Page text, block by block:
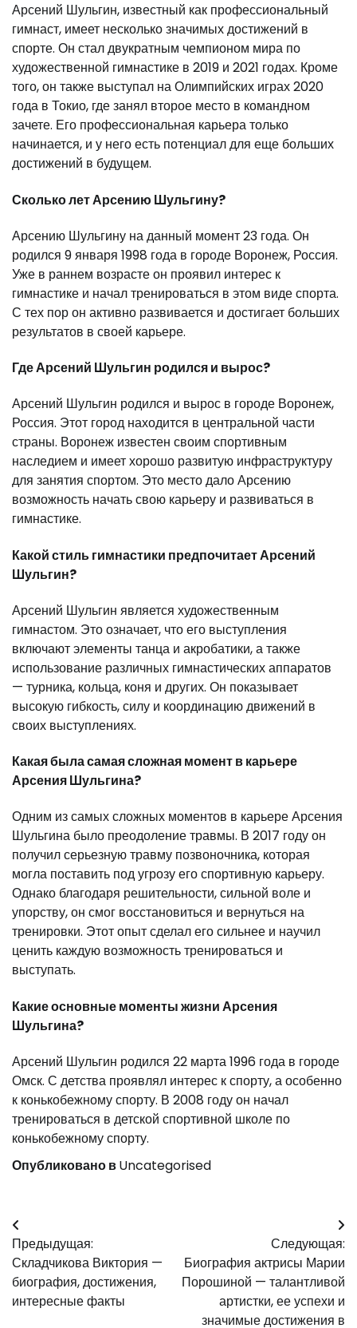
Арсений Шульгин, известный как профессиональный
гимнаст, имеет несколько значимых достижений в
спорте. Он стал двукратным чемпионом мира по
художественной гимнастике в 2019 и 2021 годах. Кроме
того, он также выступал на Олимпийских играх 2020
года в Токио, где занял второе место в командном
зачете. Его профессиональная карьера только
начинается, и у него есть потенциал для еще больших
достижений в будущем.
Сколько лет Арсению Шульгину?
Арсению Шульгину на данный момент 23 года. Он
родился 9 января 1998 года в городе Воронеж, Россия.
Уже в раннем возрасте он проявил интерес к
гимнастике и начал тренироваться в этом виде спорта.
С тех пор он активно развивается и достигает больших
результатов в своей карьере.
Где Арсений Шульгин родился и вырос?
Арсений Шульгин родился и вырос в городе Воронеж,
Россия. Этот город находится в центральной части
страны. Воронеж известен своим спортивным
наследием и имеет хорошо развитую инфраструктуру
для занятия спортом. Это место дало Арсению
возможность начать свою карьеру и развиваться в
гимнастике.
Какой стиль гимнастики предпочитает Арсений
Шульгин?
Арсений Шульгин является художественным
гимнастом. Это означает, что его выступления
включают элементы танца и акробатики, а также
использование различных гимнастических аппаратов
— турника, кольца, коня и других. Он показывает
высокую гибкость, силу и координацию движений в
своих выступлениях.
Какая была самая сложная момент в карьере
Арсения Шульгина?
Одним из самых сложных моментов в карьере Арсения
Шульгина было преодоление травмы. В 2017 году он
получил серьезную травму позвоночника, которая
могла поставить под угрозу его спортивную карьеру.
Однако благодаря решительности, сильной воле и
упорству, он смог восстановиться и вернуться на
тренировки. Этот опыт сделал его сильнее и научил
ценить каждую возможность тренироваться и
выступать.
Какие основные моменты жизни Арсения
Шульгина?
Арсений Шульгин родился 22 марта 1996 года в городе
Омск. С детства проявлял интерес к спорту, а особенно
к конькобежному спорту. В 2008 году он начал
тренироваться в детской спортивной школе по
конькобежному спорту.
Опубликовано вUncategorised
Навигация
по
записям
Предыдущая:
Складчикова Виктория —
биография, достижения,
интересные факты
Следующая:
Биография актрисы Марии
Порошиной — талантливой
артистки, ее успехи и
значимые достижения в